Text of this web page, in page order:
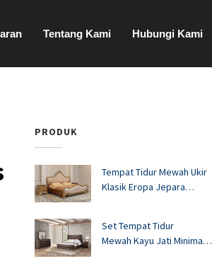
Tentang Kami Hubungi Kami
PRODUK
Tempat Tidur Mewah Ukir
Klasik Eropa Jepara
Set Tempat Tidur
Mewah Kayu Jati Minimalis